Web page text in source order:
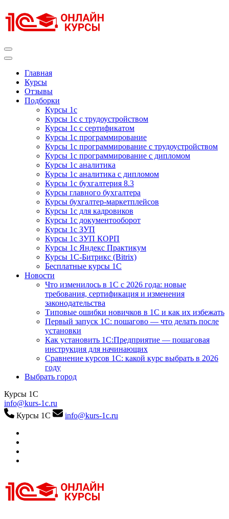
к
содержимому
Главная
Курсы
Отзывы
Подборки
Курсы 1с
Курсы 1с с трудоустройством
Курсы 1с с сертификатом
Курсы 1с программирование
Курсы 1с программирование с трудоустройством
Курсы 1с программирование с дипломом
Курсы 1с аналитика
Курсы 1с аналитика с дипломом
Курсы 1с бухгалтерия 8.3
Курсы главного бухгалтера
Курсы бухгалтер-маркетплейсов
Курсы 1с для кадровиков
Курсы 1с документооборот
Курсы 1с ЗУП
Курсы 1с ЗУП КОРП
Курсы 1с Яндекс Практикум
Курсы 1С-Битрикс (Bitrix)
Бесплатные курсы 1С
Новости
Что изменилось в 1С с 2026 года: новые
требования, сертификация и изменения
законодательства
Типовые ошибки новичков в 1С и как их избежать
Первый запуск 1С: пошагово — что делать после
установки
Как установить 1С:Предприятие — пошаговая
инструкция для начинающих
Сравнение курсов 1С: какой курс выбрать в 2026
году
Выбрать город
Курсы 1С
info@kurs-1c.ru
Курсы 1С
info@kurs-1c.ru